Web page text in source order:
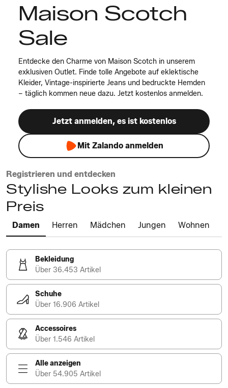
Maison Scotch
Sale
Entdecke den Charme von Maison Scotch in unserem
exklusiven Outlet. Finde tolle Angebote auf eklektische
Kleider, Vintage-inspirierte Jeans und bedruckte Hemden
– täglich kommen neue dazu. Jetzt kostenlos anmelden.
Jetzt anmelden, es ist kostenlos
Mit Zalando anmelden
Registrieren und entdecken
Stylishe Looks zum kleinen
Preis
Damen Herren Mädchen Jungen Wohnen
Bekleidung
Über 36.453 Artikel
Schuhe
Über 16.906 Artikel
Accessoires
Über 1.546 Artikel
Alle anzeigen
Über 54.905 Artikel